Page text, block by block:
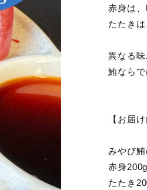
赤身は
たたき
異なる味
鮪ならで
【お届
みやび
赤身200g
たたき